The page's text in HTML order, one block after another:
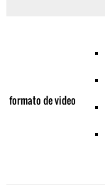
formato de video